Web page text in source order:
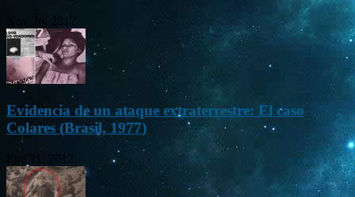
Nov 26, 2012
Evidencia de un ataque extraterrestre: El caso
Colares (Brasil, 1977)
Ene 21, 2012